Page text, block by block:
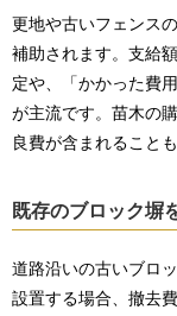
更地や古いフェンス
補助されます。支給
定や、「かかった費
が主流です。苗木の
良費が含まれること
既存のブロック塀
道路沿いの古いブロ
設置する場合、撤去